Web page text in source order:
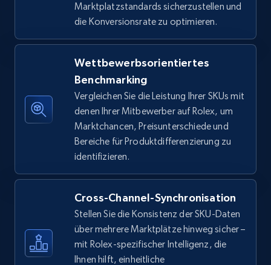
info, Stars, Feedbacks, Return policy, and more.
2.5K+ 378+ Jetzt anfangen
eBay
URL, Product id, Title, Seller name, Seller rating,
Seller reviews, Breadcrumbs, Root category, and
2.5K+ 359+ Jetzt anfangen
eBay - Gather data on products using
specified keywords
Marktplatzstandards sicherzustellen und
die Konversionsrate zu optimieren.
Wettbewerbsorientiertes
Benchmarking
Vergleichen Sie die Leistung Ihrer SKUs mit
denen Ihrer Mitbewerber auf Rolex, um
Marktchancen, Preisunterschiede und
Bereiche für Produktdifferenzierung zu
identifizieren.
Cross-Channel-Synchronisation
Stellen Sie die Konsistenz der SKU-Daten
über mehrere Marktplätze hinweg sicher –
mit Rolex-spezifischer Intelligenz, die
Ihnen hilft, einheitliche